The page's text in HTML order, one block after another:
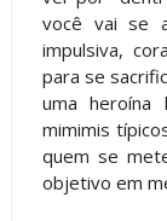
você vai se
impulsiva,
para se
uma
mimimis
quem se
objetivo em